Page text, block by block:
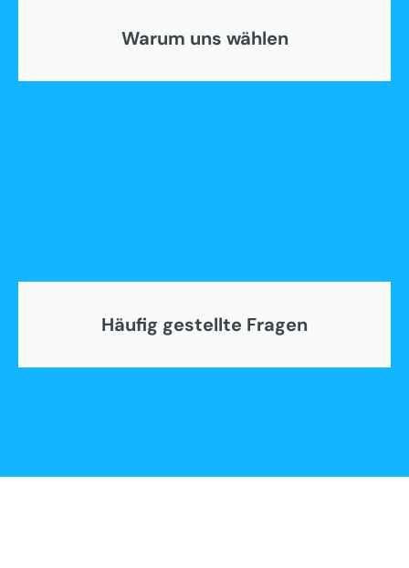
Warum uns wählen
Häufig gestellte Fragen